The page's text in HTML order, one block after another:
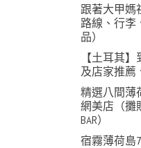
跟著大甲媽
路線、行李
品）
【土耳其
及店家推薦
精選八間薄
網美店（攤
BAR）
宿霧薄荷島